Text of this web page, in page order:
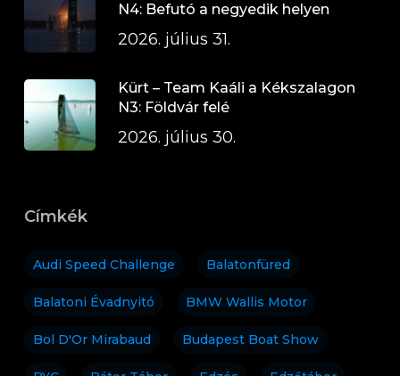
N4: Befutó a negyedik helyen
2026. július 31.
Kürt – Team Kaáli a Kékszalagon
N3: Földvár felé
2026. július 30.
Címkék
Audi Speed Challenge Balatonfüred
Balatoni Évadnyitó BMW Wallis Motor
Bol D'Or Mirabaud Budapest Boat Show